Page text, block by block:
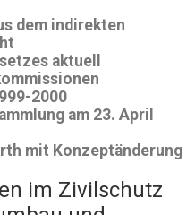
dem indirekten
aktuell
2000
am 23. April
mit Konzeptänderung
im Zivilschutz